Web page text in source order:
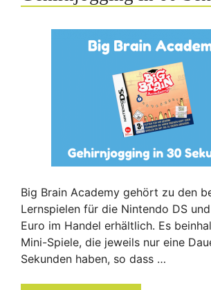
Big Brain Academy gehört zu den
Lernspielen für die Nintendo DS
Euro im Handel erhältlich. Es
Mini-Spiele, die jeweils nur eine
Sekunden haben, so dass …